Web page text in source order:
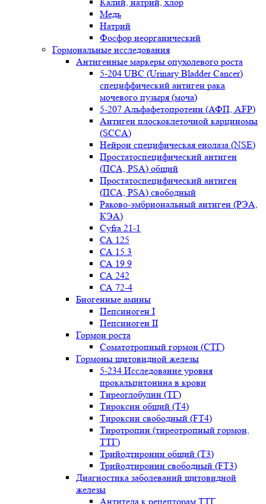
Медь
Натрий
Фосфор неорганический
Гормональные исследования
Антигенные маркеры опухолевого роста
5-204 UBC (Urinary Bladder Cancer)
специффический антиген рака
мочевого пузыря (моча)
5-207 Альфафетопротеин (АФП, AFP)
Антиген плоскоклеточной карциномы
(SCCA)
Нейрон специфическая енолаза (NSE)
Простатоспецифический антиген
(ПСА, PSA) общий
Простатоспецифический антиген
(ПСА, PSA) свободный
Раково-эмбриональный антиген (РЭА,
КЭА)
Сyfra 21-1
СА 125
СА 15.3
СА 19.9
СА 242
СА 72-4
Биогенные амины
Пепсиноген I
Пепсиноген II
Гормон роста
Соматотропный гормон (СТГ)
Гормоны щитовидной железы
5-234 Исследование уровня
прокальцитонина в крови
Тиреоглобулин (ТГ)
Тироксин общий (Т4)
Тироксин свободный (FT4)
Тиротропин (тиреотропный гормон,
ТТГ)
Трийодтиронин общий (Т3)
Трийодтиронин свободный (FT3)
Диагностика заболеваний щитовидной
железы
Антитела к рецепторам ТТГ